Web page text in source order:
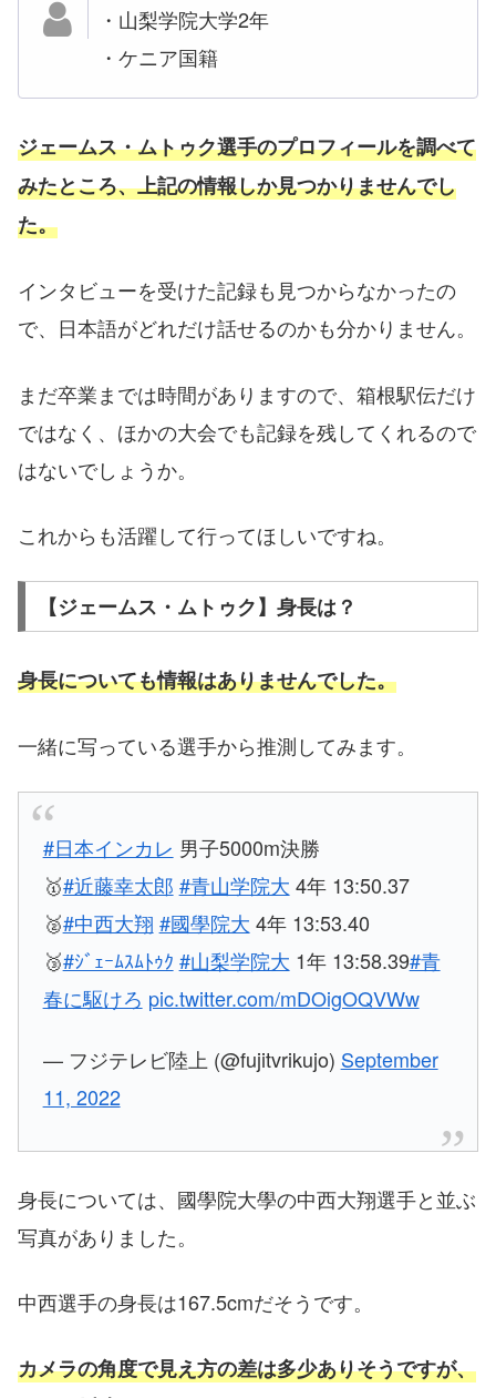
・山梨学院大学2年
・ケニア国籍
ジェームス・ムトゥク選手のプロフィールを調べて
みたところ、上記の情報しか見つかりませんでし
た。
インタビューを受けた記録も見つからなかったの
で、日本語がどれだけ話せるのかも分かりません。
まだ卒業までは時間がありますので、箱根駅伝だけ
ではなく、ほかの大会でも記録を残してくれるので
はないでしょうか。
これからも活躍して行ってほしいですね。
【ジェームス・ムトゥク】身長は？
身長についても情報はありませんでした。
一緒に写っている選手から推測してみます。
#日本インカレ 男子5000m決勝
🥇#近藤幸太郎 #青山学院大 4年 13:50.37
🥈#中西大翔 #國學院大 4年 13:53.40
🥉#ｼﾞｪｰﾑｽﾑﾄｩｸ #山梨学院大 1年 13:58.39#青
春に駆けろ pic.twitter.com/mDOigOQVWw
— フジテレビ陸上 (@fujitvrikujo) September
11, 2022
身長については、國學院大學の中西大翔選手と並ぶ
写真がありました。
中西選手の身長は167.5cmだそうです。
カメラの角度で見え方の差は多少ありそうですが、